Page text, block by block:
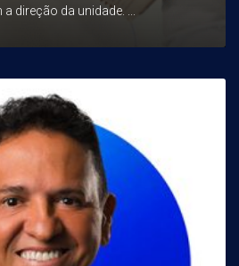
direção da unidade. ...